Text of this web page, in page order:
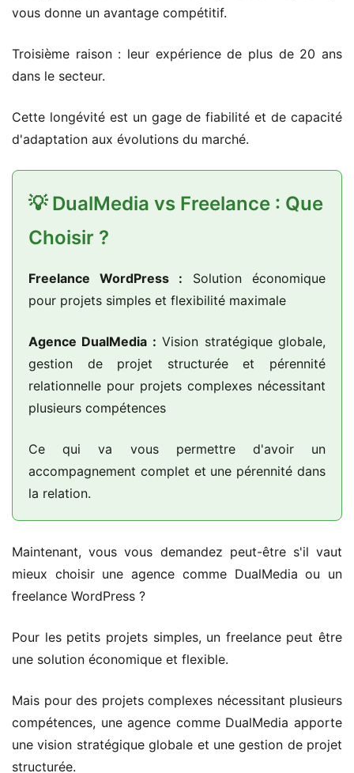
vous donne un avantage compétitif.
Troisième raison : leur expérience de plus de 20 ans
dans le secteur.
Cette longévité est un gage de fiabilité et de capacité
d'adaptation aux évolutions du marché.
💡 DualMedia vs Freelance : Que
Choisir ?
Freelance WordPress : Solution économique
pour projets simples et flexibilité maximale
Agence DualMedia : Vision stratégique globale,
gestion de projet structurée et pérennité
relationnelle pour projets complexes nécessitant
plusieurs compétences
Ce qui va vous permettre d'avoir un
accompagnement complet et une pérennité dans
la relation.
Maintenant, vous vous demandez peut-être s'il vaut
mieux choisir une agence comme DualMedia ou un
freelance WordPress ?
Pour les petits projets simples, un freelance peut être
une solution économique et flexible.
Mais pour des projets complexes nécessitant plusieurs
compétences, une agence comme DualMedia apporte
une vision stratégique globale et une gestion de projet
structurée.